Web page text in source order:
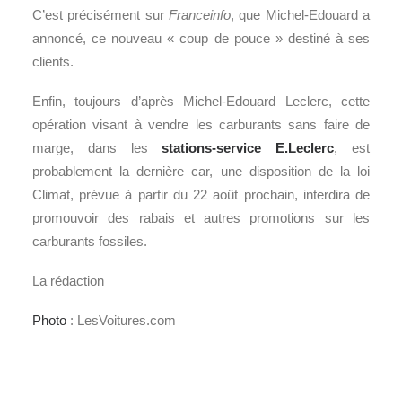
C’est précisément sur Franceinfo, que Michel-Edouard a
annoncé, ce nouveau « coup de pouce » destiné à ses
clients.
Enfin, toujours d’après Michel-Edouard Leclerc, cette
opération visant à vendre les carburants sans faire de
marge, dans lesstations-service E.Leclerc, est
probablement la dernière car, une disposition de la loi
Climat, prévue à partir du 22 août prochain, interdira de
promouvoir des rabais et autres promotions sur les
carburants fossiles.
La rédaction
Photo : LesVoitures.com